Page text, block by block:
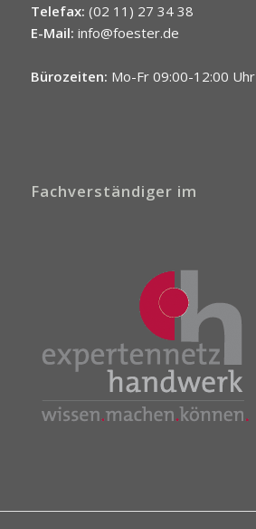
Telefax: (02 11) 27 34 38
E-Mail: info@foester.de
Bürozeiten: Mo-Fr 09:00-12:00 Uhr
Fachverständiger im